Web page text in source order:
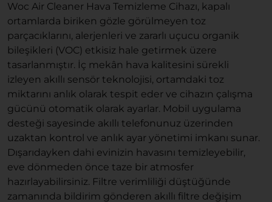
Woc Air Cleaner Hava Temizleme Cihazı, kapalı
ortamlarda biriken gözle görülmeyen toz
parçacıklarını, alerjenleri ve zararlı uçucu organik
bileşikleri (VOC) etkisiz hale getirmek üzere
tasarlanmıştır. İç mekân hava kalitesini sürekli
izleyen akıllı sensör teknolojisi, ortamdaki toz
miktarını anlık olarak tespit eder ve cihazın çalışma
gücünü otomatik olarak ayarlar. Mobil uygulama
desteği sayesinde akıllı telefonunuz üzerinden
uzaktan kontrol ve anlık ayar yönetimi imkanı sunar.
Dışarıdayken dahi evinizin havasını temizleyebilir,
eve dönmeden önce taze bir atmosfer
hazırlayabilirsiniz. Filtre verimliliği düştüğünde
zamanında bildirim gönderen akıllı filtre değişim